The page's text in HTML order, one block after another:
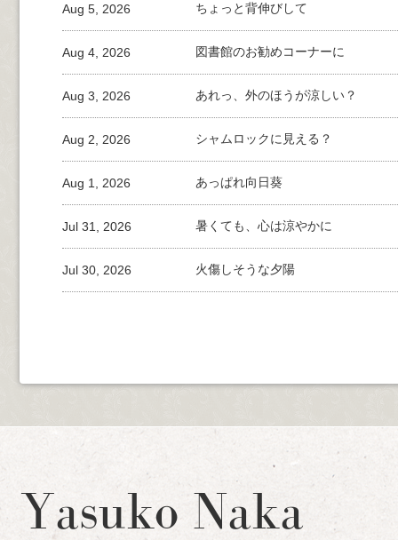
ちょっと背伸びして
Aug 5, 2026
図書館のお勧めコーナーに
Aug 4, 2026
あれっ、外のほうが涼しい？
Aug 3, 2026
シャムロックに見える？
Aug 2, 2026
あっぱれ向日葵
Aug 1, 2026
暑くても、心は涼やかに
Jul 31, 2026
火傷しそうな夕陽
Jul 30, 2026
Yasuko Naka